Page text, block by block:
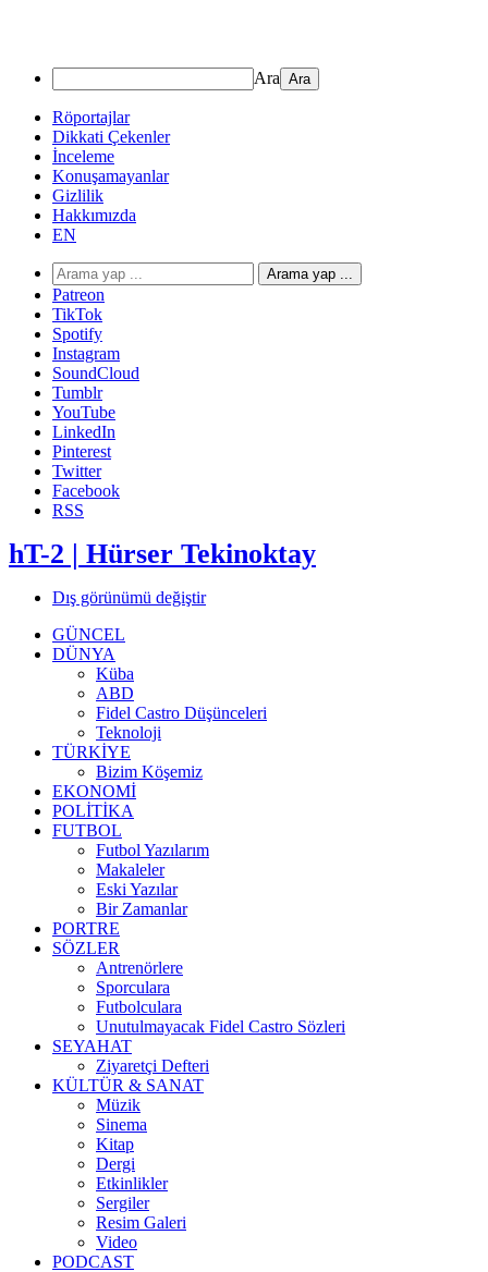
Ara
Röportajlar
Dikkati Çekenler
İnceleme
Konuşamayanlar
Gizlilik
Hakkımızda
EN
Arama yap ...
Patreon
TikTok
Spotify
Instagram
SoundCloud
Tumblr
YouTube
LinkedIn
Pinterest
Twitter
Facebook
RSS
hT-2 | Hürser Tekinoktay
Dış görünümü değiştir
GÜNCEL
DÜNYA
Küba
ABD
Fidel Castro Düşünceleri
Teknoloji
TÜRKİYE
Bizim Köşemiz
EKONOMİ
POLİTİKA
FUTBOL
Futbol Yazılarım
Makaleler
Eski Yazılar
Bir Zamanlar
PORTRE
SÖZLER
Antrenörlere
Sporculara
Futbolculara
Unutulmayacak Fidel Castro Sözleri
SEYAHAT
Ziyaretçi Defteri
KÜLTÜR & SANAT
Müzik
Sinema
Kitap
Dergi
Etkinlikler
Sergiler
Resim Galeri
Video
PODCAST